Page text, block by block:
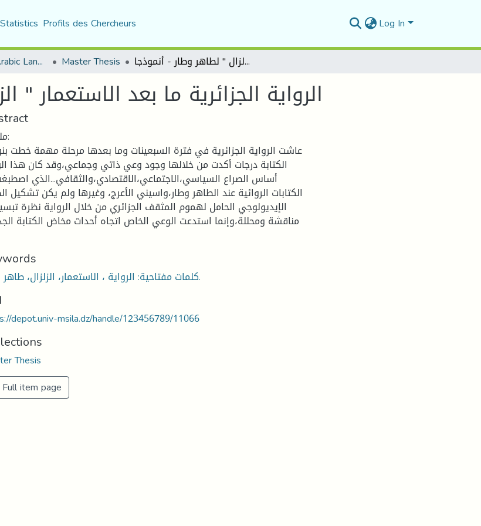
Statistics Profils des Chercheurs Log In
Department of Arabic Language and Literature Master Thesis الرواية الجزائرية ما بعد الاستعمار " الزلزال " لطاهر وطار - أنموذجا
الرواية الجزائرية ما بعد الاستعمار "
عاشت الرواية الجزائرية في فترة السبعينات وما بعدها مرحلة مهمة خطت
الكتابة درجات أكدت من خلالها وجود وعي ذاتي وجماعي،وقد كان هذا
أساس الصراع السياسي،الاجتماعي،الاقتصادي،والثقافي...الذي
الكتابات الروائية عند الطاهر وطار،واسيني الأعرج، وغيرها ولم يكن تشكيل
الإيديولوجي الحامل لهموم المثقف الجزائري من خلال الرواية نظرة
مناقشة ومحللة،وإنما استدعت الوعي الخاص اتجاه أحداث مخاض الكتابة
كلمات مفتاحية: الرواية ، الاستعمار، الزلزال، طاهر وطار.
depot.univ-msila.dz/handle/123456789/11066
Thesis
Full item page